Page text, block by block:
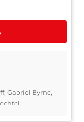
Gabriel Byrne,